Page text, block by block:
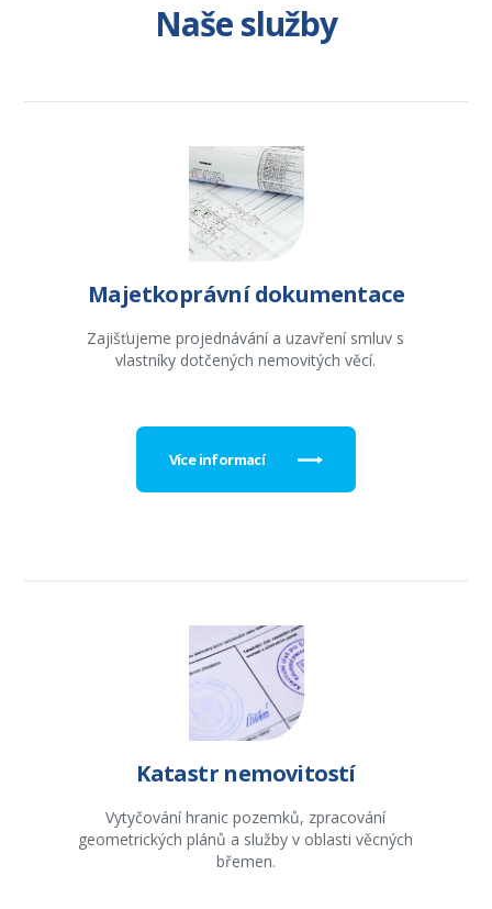
Naše služby
Majetkoprávní dokumentace
Zajišťujeme projednávání a uzavření smluv s
vlastníky dotčených nemovitých věcí.
Více informací
Katastr nemovitostí
Vytyčování hranic pozemků, zpracování
geometrických plánů a služby v oblasti věcných
břemen.